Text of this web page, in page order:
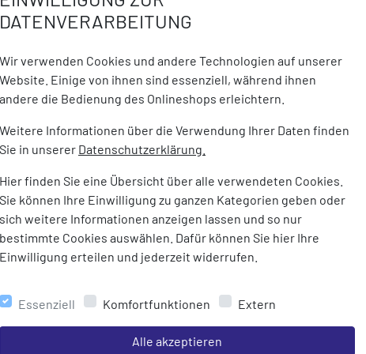
DATENVERARBEITUNG
Wir verwenden Cookies und andere Technologien auf unserer
Website. Einige von ihnen sind essenziell, während ihnen
andere die Bedienung des Onlineshops erleichtern.
Weitere Informationen über die Verwendung Ihrer Daten finden
Sie in unserer Datenschutzerklärung.
Hier finden Sie eine Übersicht über alle verwendeten Cookies.
Sie können Ihre Einwilligung zu ganzen Kategorien geben oder
sich weitere Informationen anzeigen lassen und so nur
bestimmte Cookies auswählen. Dafür können Sie hier Ihre
Einwilligung erteilen und jederzeit widerrufen.
Essenziell Komfortfunktionen Extern
Einstellungen speichern für die Gruppe
Alle akzeptieren
Schafleder
Marke:
Gewicht:
100 g
MEHR AUS DER KATEGORIE